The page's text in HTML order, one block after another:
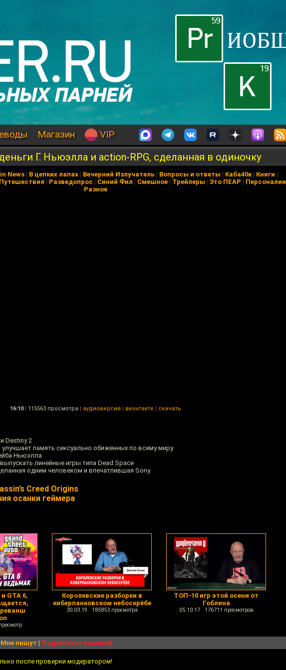
Магазин VIP
Г. Ньюэлла и action-RPG, сделанная в одиночку
News | В цепких лапах | Вечерний Излучатель | Вопросы и ответы | Каба40к| Книги |
Путешествия | Разведопрос | Синий Фил | Смешное | Трейлеры | Это ПЕАР | Персоналии
Разное
16:10 | 115563 просмотра | аудиоверсия | вконтакте | скачать
Destiny 2
память сексуально обиженных по всему миру
Ньюэлла
линейные игры типа Dead Space
одним человеком и впечатлившая Sony
Creed Origins
осанки геймера
GTA 6,
Королевские разборки в
киберпанковском небоскрёбе
30.03.19 185853 просмотра
ТОП-10 игр этой осени от
Гоблина
05.10.17 176711 просмотров
Мне пишут | Поделиться ссылкой
после проверки модератором!